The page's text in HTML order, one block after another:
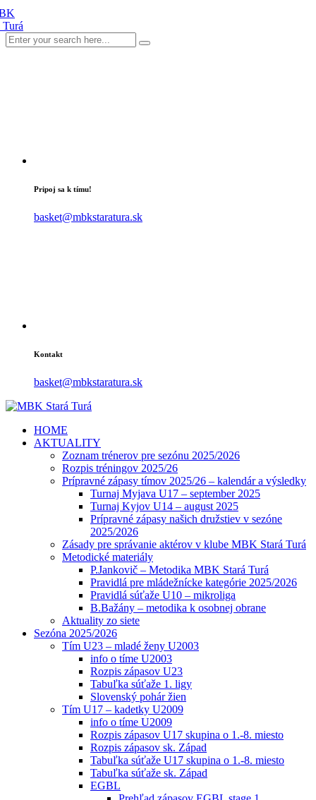
Pripoj sa k tímu!
basket@mbkstaratura.sk
Kontakt
basket@mbkstaratura.sk
HOME
AKTUALITY
Zoznam trénerov pre sezónu 2025/2026
Rozpis tréningov 2025/26
Prípravné zápasy tímov 2025/26 – kalendár a výsledky
Turnaj Myjava U17 – september 2025
Turnaj Kyjov U14 – august 2025
Prípravné zápasy našich družstiev v sezóne
2025/2026
Zásady pre správanie aktérov v klube MBK Stará Turá
Metodické materiály
P.Jankovič – Metodika MBK Stará Turá
Pravidlá pre mládežnícke kategórie 2025/2026
Pravidlá súťaže U10 – mikroliga
B.Bažány – metodika k osobnej obrane
Aktuality zo siete
Sezóna 2025/2026
Tím U23 – mladé ženy U2003
info o tíme U2003
Rozpis zápasov U23
Tabuľka súťaže 1. ligy
Slovenský pohár žien
Tím U17 – kadetky U2009
info o tíme U2009
Rozpis zápasov U17 skupina o 1.-8. miesto
Rozpis zápasov sk. Západ
Tabuľka súťaže U17 skupina o 1.-8. miesto
Tabuľka súťaže sk. Západ
EGBL